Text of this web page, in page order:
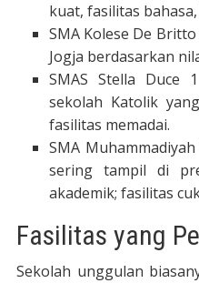
kuat, fasilitas
SMA Kolese De
Jogja berdasarkan
SMAS Stella Duce
sekolah Katolik
fasilitas memadai.
SMA
sering tampil di
akademik; fasilitas
Fasilitas yang
Sekolah unggulan